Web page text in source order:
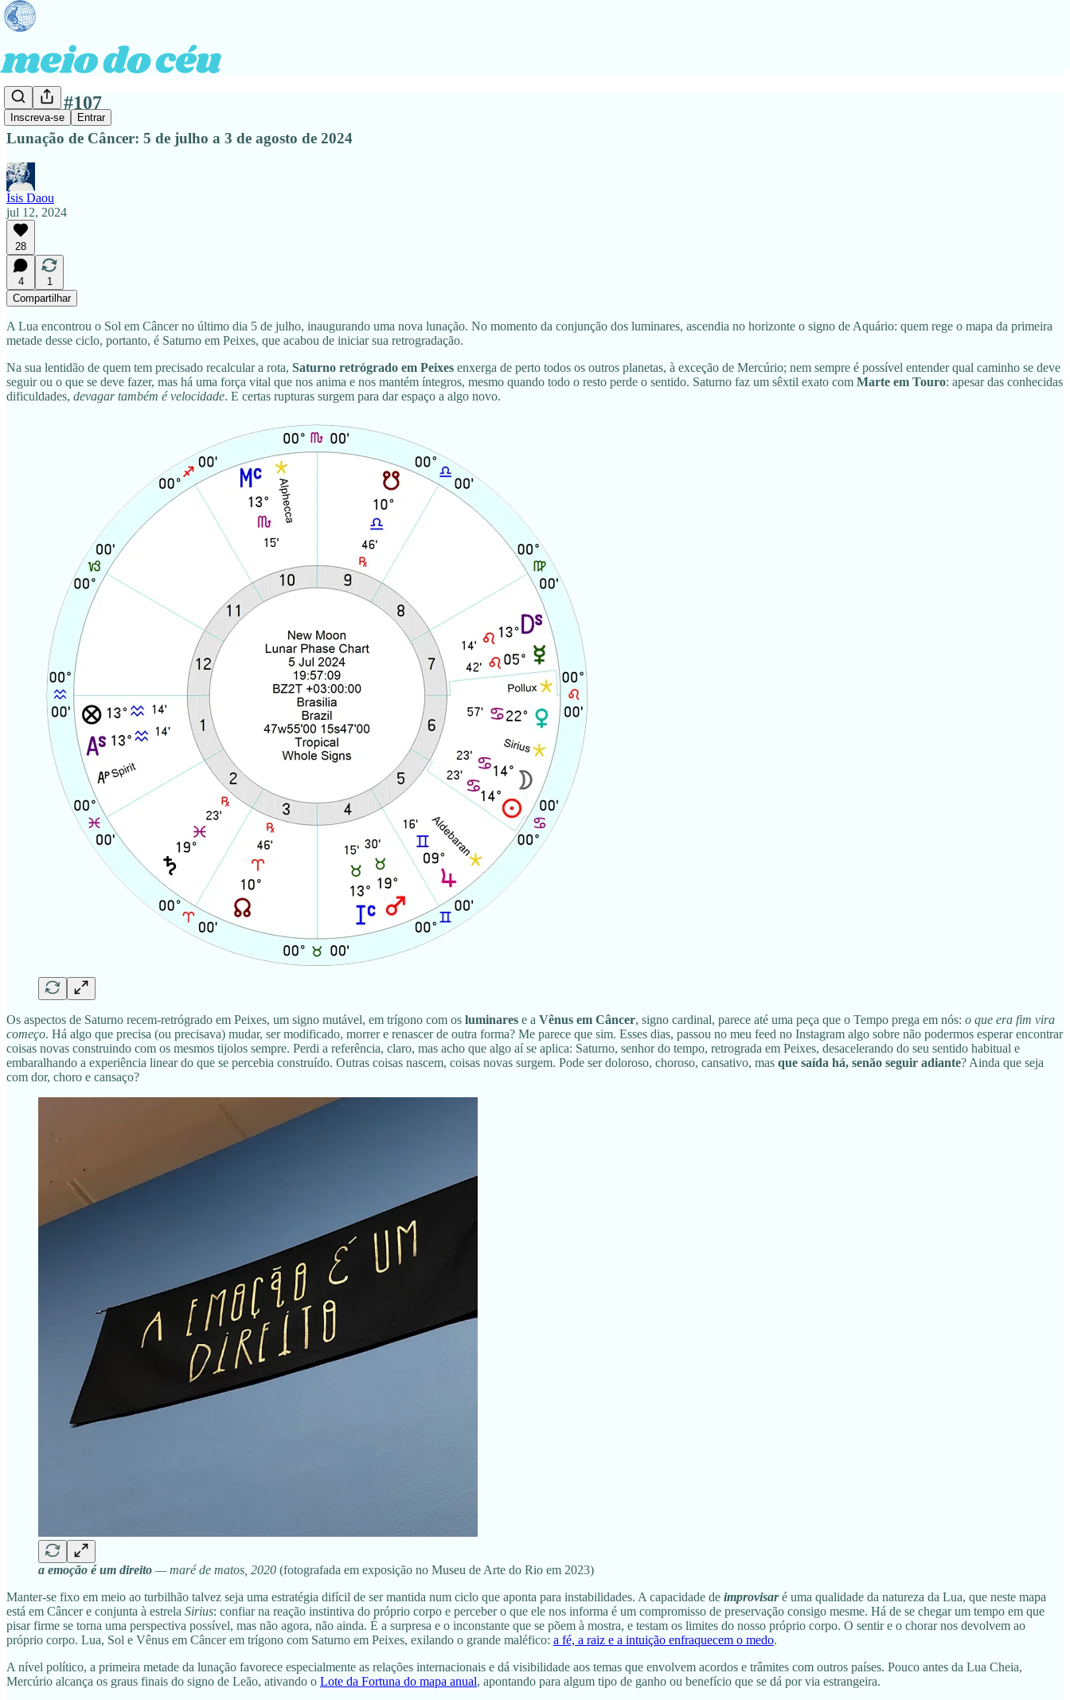
Inscreva-se Entrar
edição #107
Lunação de Câncer: 5 de julho a 3 de agosto de 2024
Ísis Daou
jul 12, 2024
28
4
1
Compartilhar
A Lua encontrou o Sol em Câncer no último dia 5 de julho, inaugurando uma nova lunação. No momento da conjunção dos luminares, ascendia no horizonte o signo de Aquário: quem rege o mapa da primeira
metade desse ciclo, portanto, é Saturno em Peixes, que acabou de iniciar sua retrogradação.
Na sua lentidão de quem tem precisado recalcular a rota, Saturno retrógrado em Peixes enxerga de perto todos os outros planetas, à exceção de Mercúrio; nem sempre é possível entender qual caminho se deve
seguir ou o que se deve fazer, mas há uma força vital que nos anima e nos mantém íntegros, mesmo quando todo o resto perde o sentido. Saturno faz um sêxtil exato com Marte em Touro: apesar das conhecidas
dificuldades, devagar também é velocidade. E certas rupturas surgem para dar espaço a algo novo.
Os aspectos de Saturno recem-retrógrado em Peixes, um signo mutável, em trígono com os luminares e a Vênus em Câncer, signo cardinal, parece até uma peça que o Tempo prega em nós: o que era fim vira
começo. Há algo que precisa (ou precisava) mudar, ser modificado, morrer e renascer de outra forma? Me parece que sim. Esses dias, passou no meu feed no Instagram algo sobre não podermos esperar encontrar
coisas novas construindo com os mesmos tijolos sempre. Perdi a referência, claro, mas acho que algo aí se aplica: Saturno, senhor do tempo, retrograda em Peixes, desacelerando do seu sentido habitual e
embaralhando a experiência linear do que se percebia construído. Outras coisas nascem, coisas novas surgem. Pode ser doloroso, choroso, cansativo, mas que saída há, senão seguir adiante? Ainda que seja
com dor, choro e cansaço?
a emoção é um direito — maré de matos, 2020 (fotografada em exposição no Museu de Arte do Rio em 2023)
Manter-se fixo em meio ao turbilhão talvez seja uma estratégia difícil de ser mantida num ciclo que aponta para instabilidades. A capacidade de improvisaré uma qualidade da natureza da Lua, que neste mapa
está em Câncer e conjunta à estrela Sirius: confiar na reação instintiva do próprio corpo e perceber o que ele nos informa é um compromisso de preservação consigo mesme. Há de se chegar um tempo em que
pisar firme se torna uma perspectiva possível, mas não agora, não ainda. É a surpresa e o inconstante que se põem à mostra, e testam os limites do nosso próprio corpo. O sentir e o chorar nos devolvem ao
próprio corpo. Lua, Sol e Vênus em Câncer em trígono com Saturno em Peixes, exilando o grande maléfico: a fé, a raiz e a intuição enfraquecem o medo.
A nível político, a primeira metade da lunação favorece especialmente as relações internacionais e dá visibilidade aos temas que envolvem acordos e trâmites com outros países. Pouco antes da Lua Cheia,
Mercúrio alcança os graus finais do signo de Leão, ativando o Lote da Fortuna do mapa anual, apontando para algum tipo de ganho ou benefício que se dá por via estrangeira.